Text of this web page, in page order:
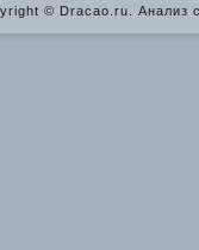
© Dracao.ru. Анализ